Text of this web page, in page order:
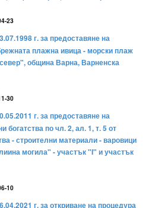
23
г. за предоставяне на
плажна ивица - морски плаж
община Варна, Варненска
30
г. за предоставяне на
богатства по чл. 2, ал. 1, т. 5 от
- строителни материали - варовици
могила" - участък "I" и участък
10
г. за откриване на процедура